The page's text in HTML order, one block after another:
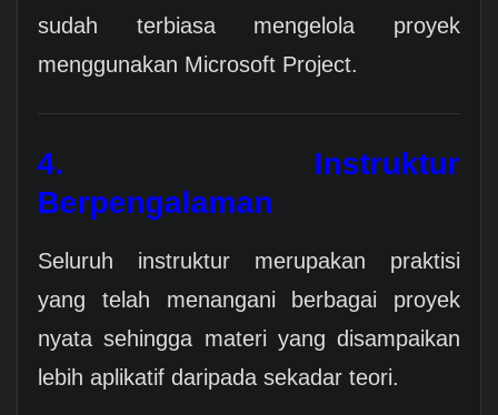
sudah terbiasa mengelola proyek
menggunakan Microsoft Project.
4. Instruktur
Berpengalaman
Seluruh instruktur merupakan praktisi
yang telah menangani berbagai proyek
nyata sehingga materi yang disampaikan
lebih aplikatif daripada sekadar teori.